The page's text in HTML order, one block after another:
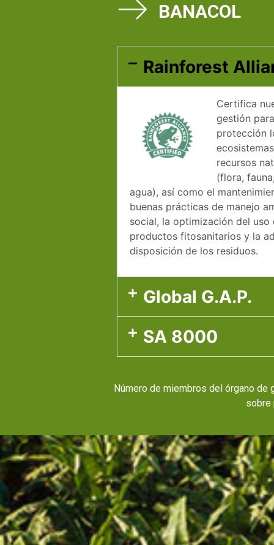
BANACOL
Rainforest
Certifica
gestión
protección
recursos
(flora,
agua), así como el
buenas prácticas de manejo
social, la optimización del uso
productos fitosanitarios y la
disposición de los residuos.
Global G.A.P.
SA 8000
Número de miembros del órgano de
sobre